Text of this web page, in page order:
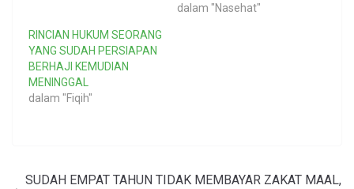
dalam "Nasehat"
RINCIAN HUKUM SEORANG
YANG SUDAH PERSIAPAN
BERHAJI KEMUDIAN
MENINGGAL
dalam "Fiqih"
SUDAH EMPAT TAHUN TIDAK MEMBAYAR ZAKAT MAAL,